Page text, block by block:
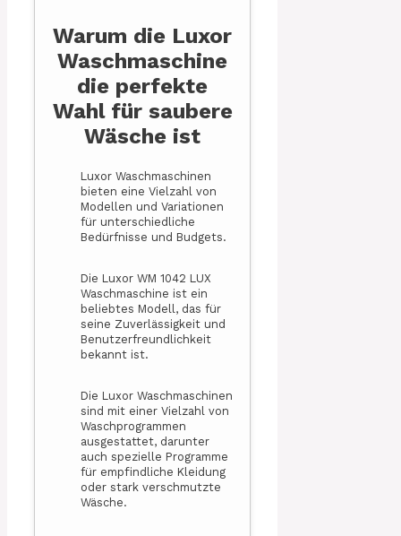
Warum die Luxor
Waschmaschine
die perfekte
Wahl für saubere
Wäsche ist
Luxor Waschmaschinen
bieten eine Vielzahl von
Modellen und Variationen
für unterschiedliche
Bedürfnisse und Budgets.
Die Luxor WM 1042 LUX
Waschmaschine ist ein
beliebtes Modell, das für
seine Zuverlässigkeit und
Benutzerfreundlichkeit
bekannt ist.
Die Luxor Waschmaschinen
sind mit einer Vielzahl von
Waschprogrammen
ausgestattet, darunter
auch spezielle Programme
für empfindliche Kleidung
oder stark verschmutzte
Wäsche.